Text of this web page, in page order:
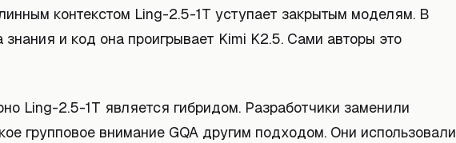
контекстом Ling-2.5-1T уступает закрытым моделям. В
знания и код она проигрывает Kimi K2.5. Сами авторы это
Ling-2.5-1T является гибридом. Разработчики заменили
групповое внимание GQA другим подходом. Они использовали